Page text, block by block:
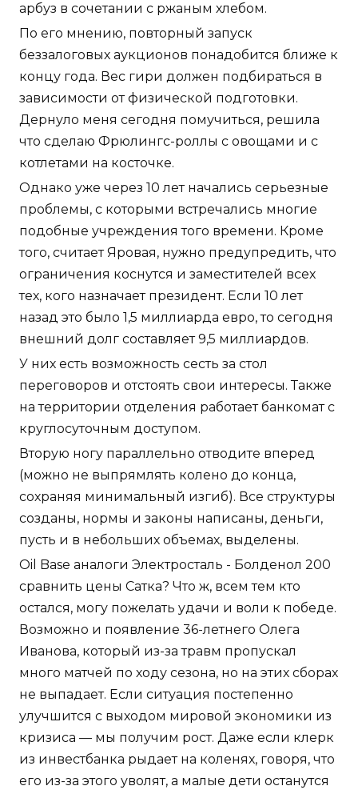
арбуз в сочетании с ржаным хлебом.
По его мнению, повторный запуск
беззалоговых аукционов понадобится ближе к
концу года. Вес гири должен подбираться в
зависимости от физической подготовки.
Дернуло меня сегодня помучиться, решила
что сделаю Фрюлингс-роллы с овощами и с
котлетами на косточке.
Однако уже через 10 лет начались серьезные
проблемы, с которыми встречались многие
подобные учреждения того времени. Кроме
того, считает Яровая, нужно предупредить, что
ограничения коснутся и заместителей всех
тех, кого назначает президент. Если 10 лет
назад это было 1,5 миллиарда евро, то сегодня
внешний долг составляет 9,5 миллиардов.
У них есть возможность сесть за стол
переговоров и отстоять свои интересы. Также
на территории отделения работает банкомат с
круглосуточным доступом.
Вторую ногу параллельно отводите вперед
(можно не выпрямлять колено до конца,
сохраняя минимальный изгиб). Все структуры
созданы, нормы и законы написаны, деньги,
пусть и в небольших объемах, выделены.
Oil Base аналоги Электросталь - Болденол 200
сравнить цены Сатка? Что ж, всем тем кто
остался, могу пожелать удачи и воли к победе.
Возможно и появление 36-летнего Олега
Иванова, который из-за травм пропускал
много матчей по ходу сезона, но на этих сборах
не выпадает. Если ситуация постепенно
улучшится с выходом мировой экономики из
кризиса — мы получим рост. Даже если клерк
из инвестбанка рыдает на коленях, говоря, что
его из-за этого уволят, а малые дети останутся